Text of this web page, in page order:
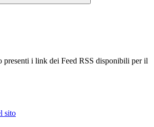
presenti i link dei Feed RSS disponibili per il
sito